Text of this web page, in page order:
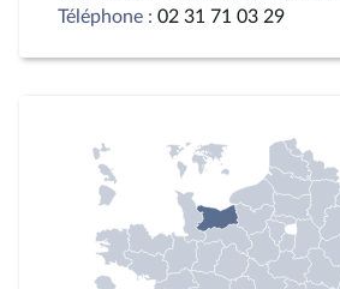
Téléphone : 02 31 71 03 29